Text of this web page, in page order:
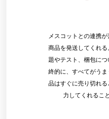
メスコットとの連携
商品を発送してくれ
題やテスト、梱包に
終的に、すべてがう
品はすぐに売り切れ
力してくれるこ